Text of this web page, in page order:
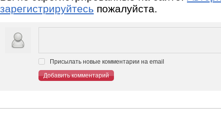
зарегистрируйтесь пожалуйста.
Присылать новые комментарии на email
Добавить комментарий